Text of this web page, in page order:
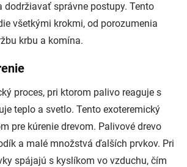
dodržiavať správne postupy. Tento
všetkými krokmi, od porozumenia
krbu a komína.
proces, pri ktorom palivo reaguje s
teplo a svetlo. Tento exoteremický
pre kúrenie drevom. Palivové drevo
a malé množstvá ďalších prvkov. Pri
spájajú s kyslíkom vo vzduchu, čím